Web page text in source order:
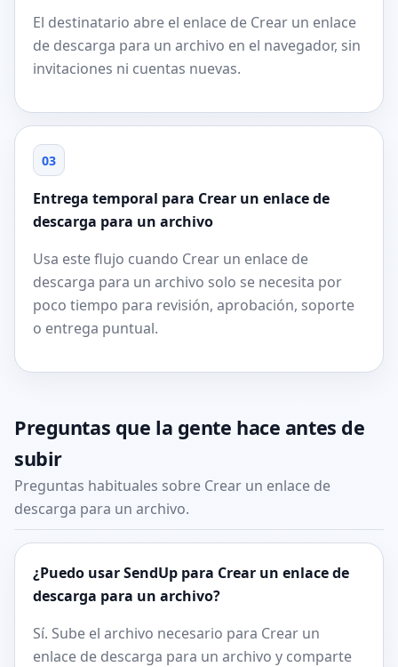
El destinatario abre el enlace de Crear un enlace
de descarga para un archivo en el navegador, sin
invitaciones ni cuentas nuevas.
03
Entrega temporal para Crear un enlace de
descarga para un archivo
Usa este flujo cuando Crear un enlace de
descarga para un archivo solo se necesita por
poco tiempo para revisión, aprobación, soporte
o entrega puntual.
Preguntas que la gente hace antes de
subir
Preguntas habituales sobre Crear un enlace de
descarga para un archivo.
¿Puedo usar SendUp para Crear un enlace de
descarga para un archivo?
Sí. Sube el archivo necesario para Crear un
enlace de descarga para un archivo y comparte